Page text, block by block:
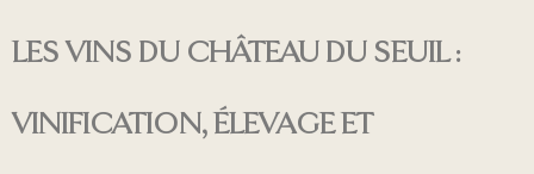
LES VINS DU CHÂTEAU DU SEUIL :
VINIFICATION, ÉLEVAGE ET